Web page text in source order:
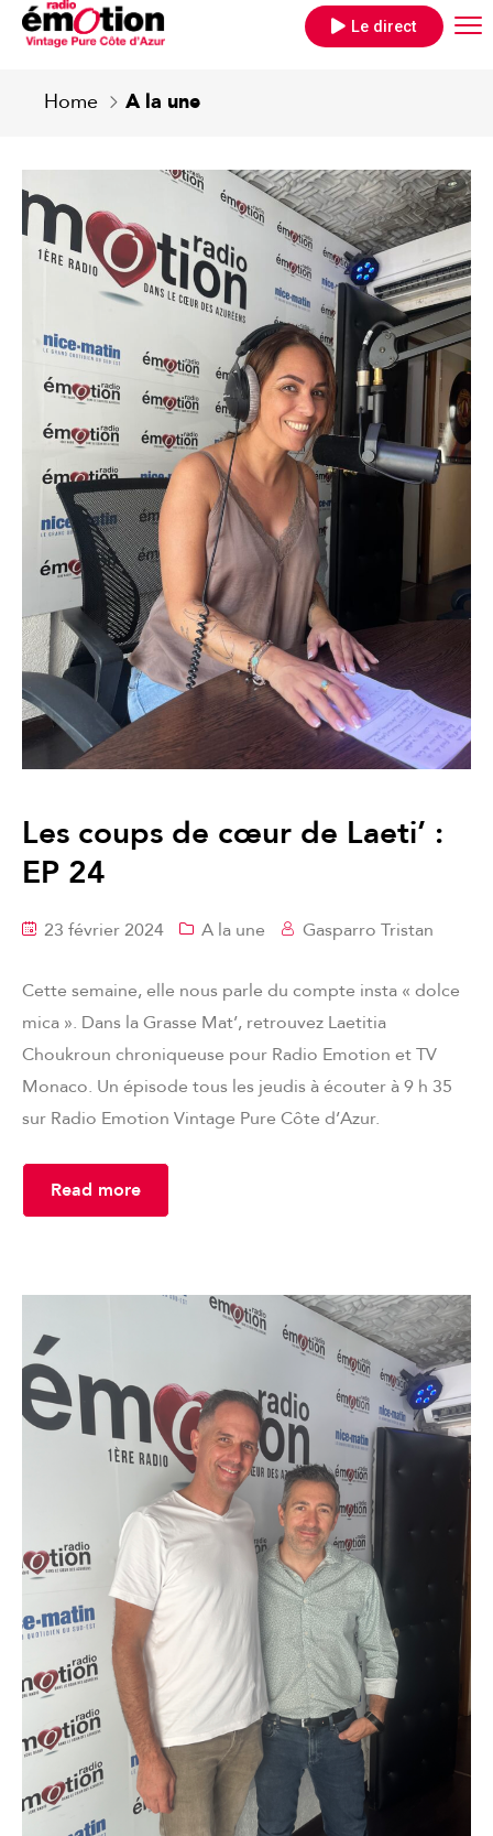
Le direct
Home A la une
Les coups de cœur de Laeti’ :
EP 24
23 février 2024 A la une Gasparro Tristan
Cette semaine, elle nous parle du compte insta « dolce
mica ». Dans la Grasse Mat’, retrouvez Laetitia
Choukroun chroniqueuse pour Radio Emotion et TV
Monaco. Un épisode tous les jeudis à écouter à 9 h 35
sur Radio Emotion Vintage Pure Côte d’Azur.
Read more